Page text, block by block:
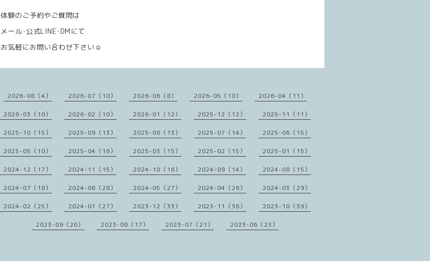
体験のご予約やご質問は
メール･公式LINE･DMにて
お気軽にお問い合わせ下さい☺️
2026-08（4） 2026-07（10） 2026-06（8） 2026-05（10） 2026-04（11）
2026-03（10） 2026-02（10） 2026-01（12） 2025-12（12） 2025-11（11）
2025-10（15） 2025-09（13） 2025-08（13） 2025-07（14） 2025-06（15）
2025-05（10） 2025-04（16） 2025-03（15） 2025-02（15） 2025-01（15）
2024-12（17） 2024-11（15） 2024-10（16） 2024-09（14） 2024-08（15）
2024-07（18） 2024-06（28） 2024-05（27） 2024-04（26） 2024-03（29）
2024-02（25） 2024-01（27） 2023-12（33） 2023-11（36） 2023-10（39）
2023-09（20） 2023-08（17） 2023-07（21） 2023-06（23）